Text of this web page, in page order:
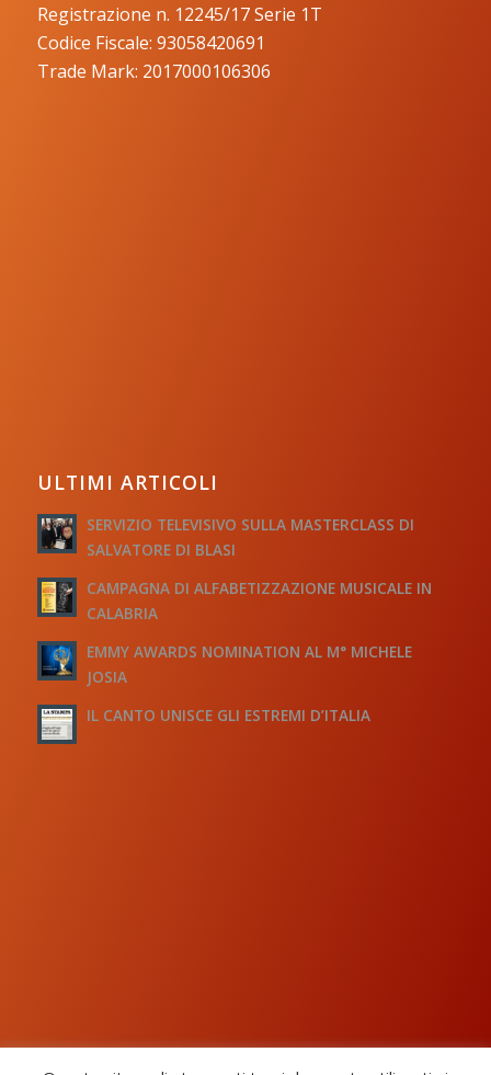
Registrazione n. 12245/17 Serie 1T
Codice Fiscale: 93058420691
Trade Mark: 2017000106306
ULTIMI ARTICOLI
SERVIZIO TELEVISIVO SULLA MASTERCLASS DI
SALVATORE DI BLASI
CAMPAGNA DI ALFABETIZZAZIONE MUSICALE IN
CALABRIA
EMMY AWARDS NOMINATION AL M° MICHELE
JOSIA
IL CANTO UNISCE GLI ESTREMI D’ITALIA